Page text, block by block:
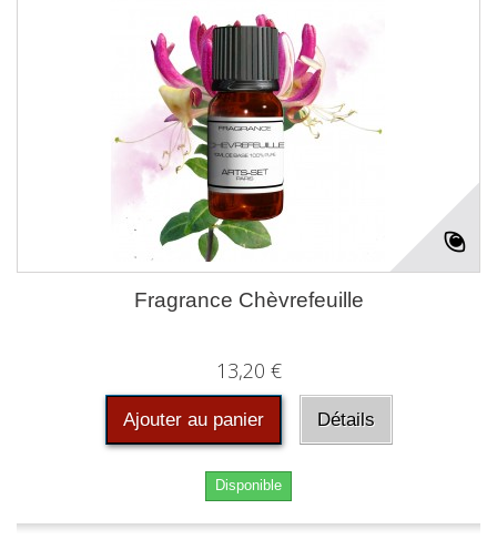
Fragrance Chèvrefeuille
13,20 €
Ajouter au panier Détails
Disponible